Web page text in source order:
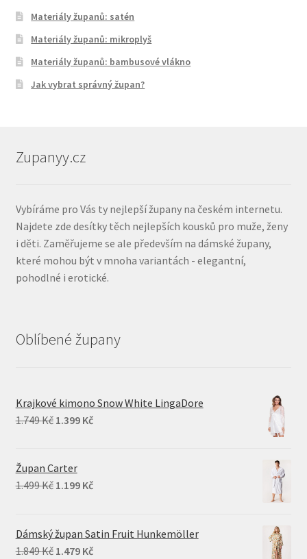
Materiály županů: satén
Materiály županů: mikroplyš
Materiály županů: bambusové vlákno
Jak vybrat správný župan?
Zupanyy.cz
Vybíráme pro Vás ty nejlepší župany na českém internetu.
Najdete zde desítky těch nejlepších kousků pro muže, ženy
i děti. Zaměřujeme se ale především na dámské župany,
které mohou být v mnoha variantách - elegantní,
pohodlné i erotické.
Oblíbené župany
Krajkové kimono Snow White LingaDore
1.749Kč Original
1.749 Kč.
1.399 KčCurrent
Župan Carter
1.499Kč Original
1.499 Kč.
1.199 KčCurrent
1.199 Kč.
Dámský župan Satin Fruit Hunkemöller
1.849Kč Original
1.479 KčCurrent